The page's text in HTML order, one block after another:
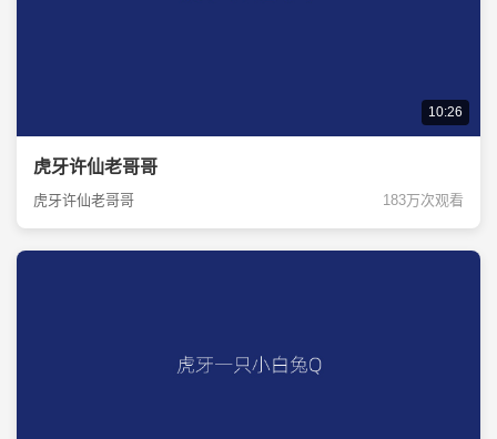
10:26
虎牙许仙老哥哥
虎牙许仙老哥哥 183万次观看